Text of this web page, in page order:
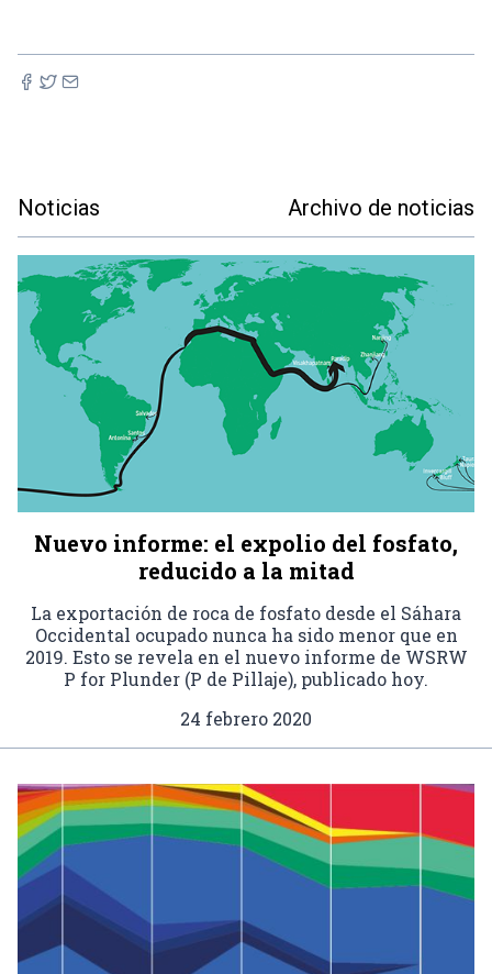
Noticias Archivo de noticias
Nuevo informe: el expolio del fosfato,
reducido a la mitad
La exportación de roca de fosfato desde el Sáhara
Occidental ocupado nunca ha sido menor que en
2019. Esto se revela en el nuevo informe de WSRW
P for Plunder (P de Pillaje), publicado hoy.
24 febrero 2020